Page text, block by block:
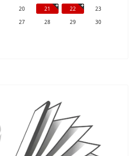
20 21 22
23
27 28 29
30